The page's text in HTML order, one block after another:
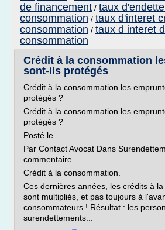
de financement / taux
consommation / taux d'interet
consommation / taux d interet
consommation
Crédit à la consommation
sont-ils protégés
Crédit à la consommation les
protégés ?
Crédit à la consommation les
protégés ?
Posté le
Par Contact Avocat Dans
commentaire
Crédit à la consommation.
Ces dernières années, les crédits à
sont multipliés, et pas toujours à
consommateurs ! Résultat : les
surendettements...